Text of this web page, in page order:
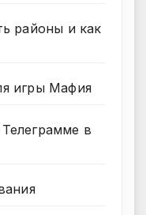
районы и как
игры Мафия
в